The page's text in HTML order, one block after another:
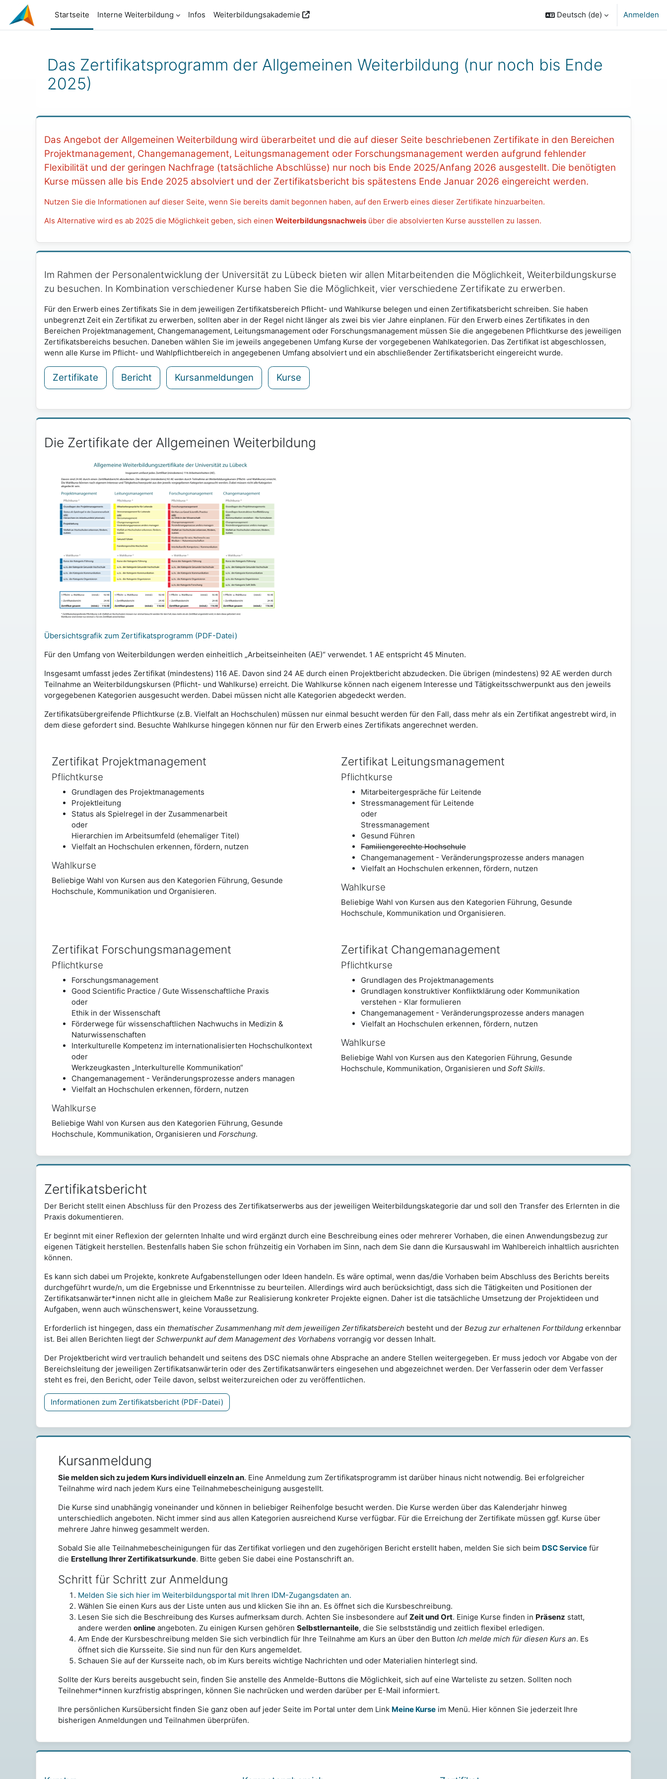
Zum Hauptinhalt
Startseite
Interne Weiterbildung Infos Weiterbildungsakademie Deutsch ‎(de)‎ Anmelden
Das Zertifikatsprogramm der Allgemeinen Weiterbildung (nur noch bis Ende
2025)
Blöcke
Das Angebot der Allgemeinen Weiterbildung wird überarbeitet und die auf dieser Seite beschriebenen Zertifikate in den Bereichen
Projektmanagement, Changemanagement, Leitungsmanagement oder Forschungsmanagement werden aufgrund fehlender
Flexibilität und der geringen Nachfrage (tatsächliche Abschlüsse) nur noch bis Ende 2025/Anfang 2026 ausgestellt. Die benötigten
Kurse müssen alle bis Ende 2025 absolviert und der Zertifikatsbericht bis spätestens Ende Januar 2026 eingereicht werden.
Nutzen Sie die Informationen auf dieser Seite, wenn Sie bereits damit begonnen haben, auf den Erwerb eines dieser Zertifikate hinzuarbeiten.
Als Alternative wird es ab 2025 die Möglichkeit geben, sich einen Weiterbildungsnachweis über die absolvierten Kurse ausstellen zu lassen.
Im Rahmen der Personalentwicklung der Universität zu Lübeck bieten wir allen Mitarbeitenden die Möglichkeit, Weiterbildungskurse
zu besuchen. In Kombination verschiedener Kurse haben Sie die Möglichkeit, vier verschiedene Zertifikate zu erwerben.
Für den Erwerb eines Zertifikats Sie in dem jeweiligen Zertifikatsbereich Pflicht- und Wahlkurse belegen und einen Zertifikatsbericht schreiben. Sie haben
unbegrenzt Zeit ein Zertifikat zu erwerben, sollten aber in der Regel nicht länger als zwei bis vier Jahre einplanen. Für den Erwerb eines Zertifikates in den
Bereichen Projektmanagement, Changemanagement, Leitungsmanagement oder Forschungsmanagement müssen Sie die angegebenen Pflichtkurse des jeweiligen
Zertifikatsbereichs besuchen. Daneben wählen Sie im jeweils angegebenen Umfang Kurse der vorgegebenen Wahlkategorien. Das Zertifikat ist abgeschlossen,
wenn alle Kurse im Pflicht- und Wahlpflichtbereich in angegebenen Umfang absolviert und ein abschließender Zertifikatsbericht eingereicht wurde.
Zertifikate Bericht Kursanmeldungen Kurse
Die Zertifikate der Allgemeinen Weiterbildung
Übersichtsgrafik zum Zertifikatsprogramm (PDF-Datei)
Für den Umfang von Weiterbildungen werden einheitlich „Arbeitseinheiten (AE)“ verwendet. 1 AE entspricht 45 Minuten.
Insgesamt umfasst jedes Zertifikat (mindestens) 116 AE. Davon sind 24 AE durch einen Projektbericht abzudecken. Die übrigen (mindestens) 92 AE werden durch
Teilnahme an Weiterbildungskursen (Pflicht- und Wahlkurse) erreicht. Die Wahlkurse können nach eigenem Interesse und Tätigkeitsschwerpunkt aus den jeweils
vorgegebenen Kategorien ausgesucht werden. Dabei müssen nicht alle Kategorien abgedeckt werden.
Zertifikatsübergreifende Pflichtkurse (z.B. Vielfalt an Hochschulen) müssen nur einmal besucht werden für den Fall, dass mehr als ein Zertifikat angestrebt wird, in
dem diese gefordert sind. Besuchte Wahlkurse hingegen können nur für den Erwerb eines Zertifikats angerechnet werden.
Zertifikat Projektmanagement
Pflichtkurse
Grundlagen des Projektmanagements
Projektleitung
Status als Spielregel in der Zusammenarbeit
oder
Hierarchien im Arbeitsumfeld (ehemaliger Titel)
Vielfalt an Hochschulen erkennen, fördern, nutzen
Wahlkurse
Beliebige Wahl von Kursen aus den Kategorien Führung, Gesunde
Hochschule, Kommunikation und Organisieren.
Zertifikat Leitungsmanagement
Pflichtkurse
Mitarbeitergespräche für Leitende
Stressmanagement für Leitende
oder
Stressmanagement
Gesund Führen
Familiengerechte Hochschule
Changemanagement - Veränderungsprozesse anders managen
Vielfalt an Hochschulen erkennen, fördern, nutzen
Wahlkurse
Beliebige Wahl von Kursen aus den Kategorien Führung, Gesunde
Hochschule, Kommunikation und Organisieren.
Zertifikat Forschungsmanagement
Pflichtkurse
Forschungsmanagement
Good Scientific Practice / Gute Wissenschaftliche Praxis
oder
Ethik in der Wissenschaft
Förderwege für wissenschaftlichen Nachwuchs in Medizin &
Naturwissenschaften
Interkulturelle Kompetenz im internationalisierten Hochschulkontext
oder
Werkzeugkasten „Interkulturelle Kommunikation“
Changemanagement - Veränderungsprozesse anders managen
Vielfalt an Hochschulen erkennen, fördern, nutzen
Wahlkurse
Beliebige Wahl von Kursen aus den Kategorien Führung, Gesunde
Hochschule, Kommunikation, Organisieren und Forschung.
Zertifikat Changemanagement
Pflichtkurse
Grundlagen des Projektmanagements
Grundlagen konstruktiver Konfliktklärung oder Kommunikation
verstehen - Klar formulieren
Changemanagement - Veränderungsprozesse anders managen
Vielfalt an Hochschulen erkennen, fördern, nutzen
Wahlkurse
Beliebige Wahl von Kursen aus den Kategorien Führung, Gesunde
Hochschule, Kommunikation, Organisieren und Soft Skills.
Zertifikatsbericht
Der Bericht stellt einen Abschluss für den Prozess des Zertifikatserwerbs aus der jeweiligen Weiterbildungskategorie dar und soll den Transfer des Erlernten in die
Praxis dokumentieren.
Er beginnt mit einer Reflexion der gelernten Inhalte und wird ergänzt durch eine Beschreibung eines oder mehrerer Vorhaben, die einen Anwendungsbezug zur
eigenen Tätigkeit herstellen. Bestenfalls haben Sie schon frühzeitig ein Vorhaben im Sinn, nach dem Sie dann die Kursauswahl im Wahlbereich inhaltlich ausrichten
können.
Es kann sich dabei um Projekte, konkrete Aufgabenstellungen oder Ideen handeln. Es wäre optimal, wenn das/die Vorhaben beim Abschluss des Berichts bereits
durchgeführt wurde/n, um die Ergebnisse und Erkenntnisse zu beurteilen. Allerdings wird auch berücksichtigt, dass sich die Tätigkeiten und Positionen der
Zertifikatsanwärter*innen nicht alle in gleichem Maße zur Realisierung konkreter Projekte eignen. Daher ist die tatsächliche Umsetzung der Projektideen und
Aufgaben, wenn auch wünschenswert, keine Voraussetzung.
Erforderlich ist hingegen, dass ein thematischer Zusammenhang mit dem jeweiligen Zertifikatsbereich besteht und der Bezug zur erhaltenen Fortbildung erkennbar
ist. Bei allen Berichten liegt der Schwerpunkt auf dem Management des Vorhabens vorrangig vor dessen Inhalt.
Der Projektbericht wird vertraulich behandelt und seitens des DSC niemals ohne Absprache an andere Stellen weitergegeben. Er muss jedoch vor Abgabe von der
Bereichsleitung der jeweiligen Zertifikatsanwärterin oder des Zertifikatsanwärters eingesehen und abgezeichnet werden. Der Verfasserin oder dem Verfasser
steht es frei, den Bericht, oder Teile davon, selbst weiterzureichen oder zu veröffentlichen.
Informationen zum Zertifikatsbericht (PDF-Datei)
Kursanmeldung
Sie melden sich zu jedem Kurs individuell einzeln an. Eine Anmeldung zum Zertifikatsprogramm ist darüber hinaus nicht notwendig. Bei erfolgreicher
Teilnahme wird nach jedem Kurs eine Teilnahmebescheinigung ausgestellt.
Die Kurse sind unabhängig voneinander und können in beliebiger Reihenfolge besucht werden. Die Kurse werden über das Kalenderjahr hinweg
unterschiedlich angeboten. Nicht immer sind aus allen Kategorien ausreichend Kurse verfügbar. Für die Erreichung der Zertifikate müssen ggf. Kurse über
mehrere Jahre hinweg gesammelt werden.
Sobald Sie alle Teilnahmebescheinigungen für das Zertifikat vorliegen und den zugehörigen Bericht erstellt haben, melden Sie sich beim DSC Service für
die Erstellung Ihrer Zertifikatsurkunde. Bitte geben Sie dabei eine Postanschrift an.
Schritt für Schritt zur Anmeldung
Melden Sie sich hier im Weiterbildungsportal mit Ihren IDM-Zugangsdaten an.
Wählen Sie einen Kurs aus der Liste unten aus und klicken Sie ihn an. Es öffnet sich die Kursbeschreibung.
Lesen Sie sich die Beschreibung des Kurses aufmerksam durch. Achten Sie insbesondere auf Zeit und Ort. Einige Kurse finden in Präsenz statt,
andere werden online angeboten. Zu einigen Kursen gehören Selbstlernanteile, die Sie selbstständig und zeitlich flexibel erledigen.
Am Ende der Kursbeschreibung melden Sie sich verbindlich für Ihre Teilnahme am Kurs an über den Button Ich melde mich für diesen Kurs an. Es
öffnet sich die Kursseite. Sie sind nun für den Kurs angemeldet.
Schauen Sie auf der Kursseite nach, ob im Kurs bereits wichtige Nachrichten und oder Materialien hinterlegt sind.
Sollte der Kurs bereits ausgebucht sein, finden Sie anstelle des Anmelde-Buttons die Möglichkeit, sich auf eine Warteliste zu setzen. Sollten noch
Teilnehmer*innen kurzfristig abspringen, können Sie nachrücken und werden darüber per E-Mail informiert.
Ihre persönlichen Kursübersicht finden Sie ganz oben auf jeder Seite im Portal unter dem Link Meine Kurse im Menü. Hier können Sie jederzeit Ihre
bisherigen Anmeldungen und Teilnahmen überprüfen.
Unsere aktuellen Kurse überspringen